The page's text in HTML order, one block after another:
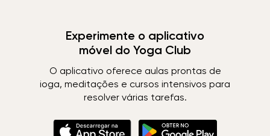
Experimente o aplicativo
móvel do Yoga Club
O aplicativo oferece aulas prontas de
ioga, meditações e cursos intensivos para
resolver várias tarefas.